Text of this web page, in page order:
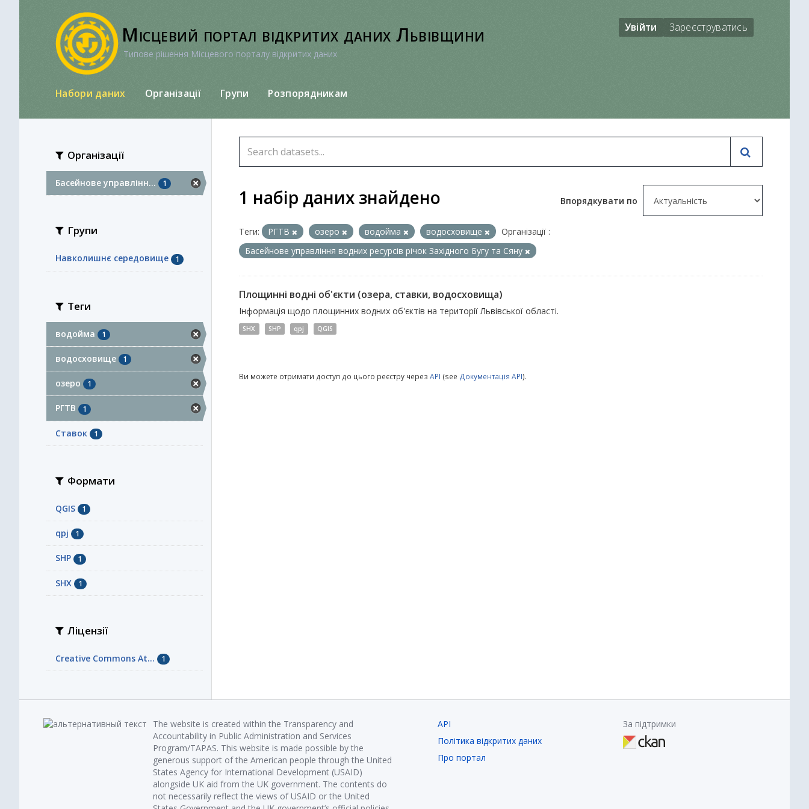
Місцевий портал відкритих даних Львівщини
Типове рішення Місцевого порталу відкритих даних
Увійти Зареєструватись
Набори даних Організації Групи Розпорядникам
Організації
Басейнове управлінн... 1
Групи
Навколишнє середовище 1
Теги
водойма 1
водосховище 1
озеро 1
РГТВ 1
Ставок 1
Формати
QGIS 1
qpj 1
SHP 1
SHX 1
Ліцензії
Creative Commons At... 1
Впорядкувати по
1 набір даних знайдено
Теги: РГТВ озеро водойма водосховище
Організації :
Басейнове управління водних ресурсів річок Західного Бугу та Сяну
Площинні водні об'єкти (озера, ставки, водосховища)
Інформація щодо площинних водних об'єктів на території Львівської області.
SHX SHP qpj QGIS
Ви можете отримати доступ до цього реєстру через API (see Документація API).
The website is created within the Transparency and
Accountability in Public Administration and Services
Program/TAPAS. This website is made possible by the
generous support of the American people through the United
States Agency for International Development (USAID)
alongside UK aid from the UK government. The contents do
not necessarily reflect the views of USAID or the United
API
Політика відкритих даних
Про портал
За підтримки